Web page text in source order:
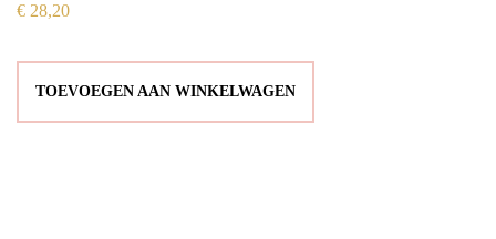
€ 28,20
TOEVOEGEN AAN WINKELWAGEN